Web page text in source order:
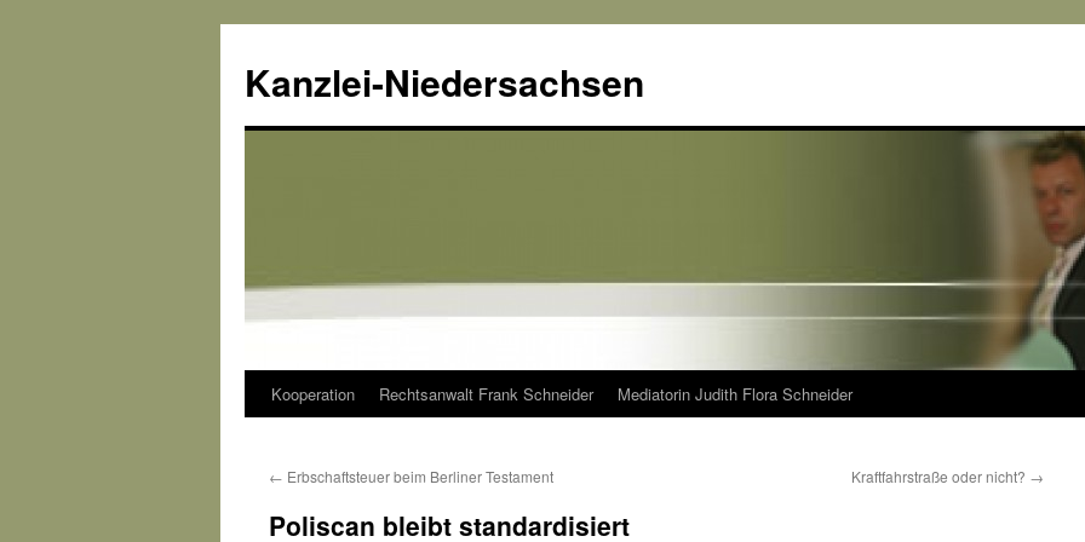
Kanzlei-Niedersachsen
Zum
springen
Kooperation Rechtsanwalt Frank Schneider Mediatorin Judith Flora Schneider
← Erbschaftsteuer beim Berliner Testament Kraftfahrstraße oder nicht? →
Poliscan bleibt standardisiert